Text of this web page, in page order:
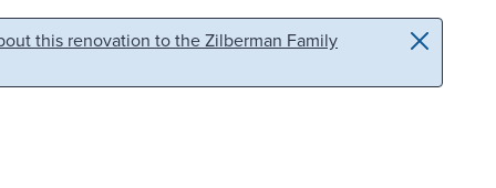
this renovation to the Zilberman Family